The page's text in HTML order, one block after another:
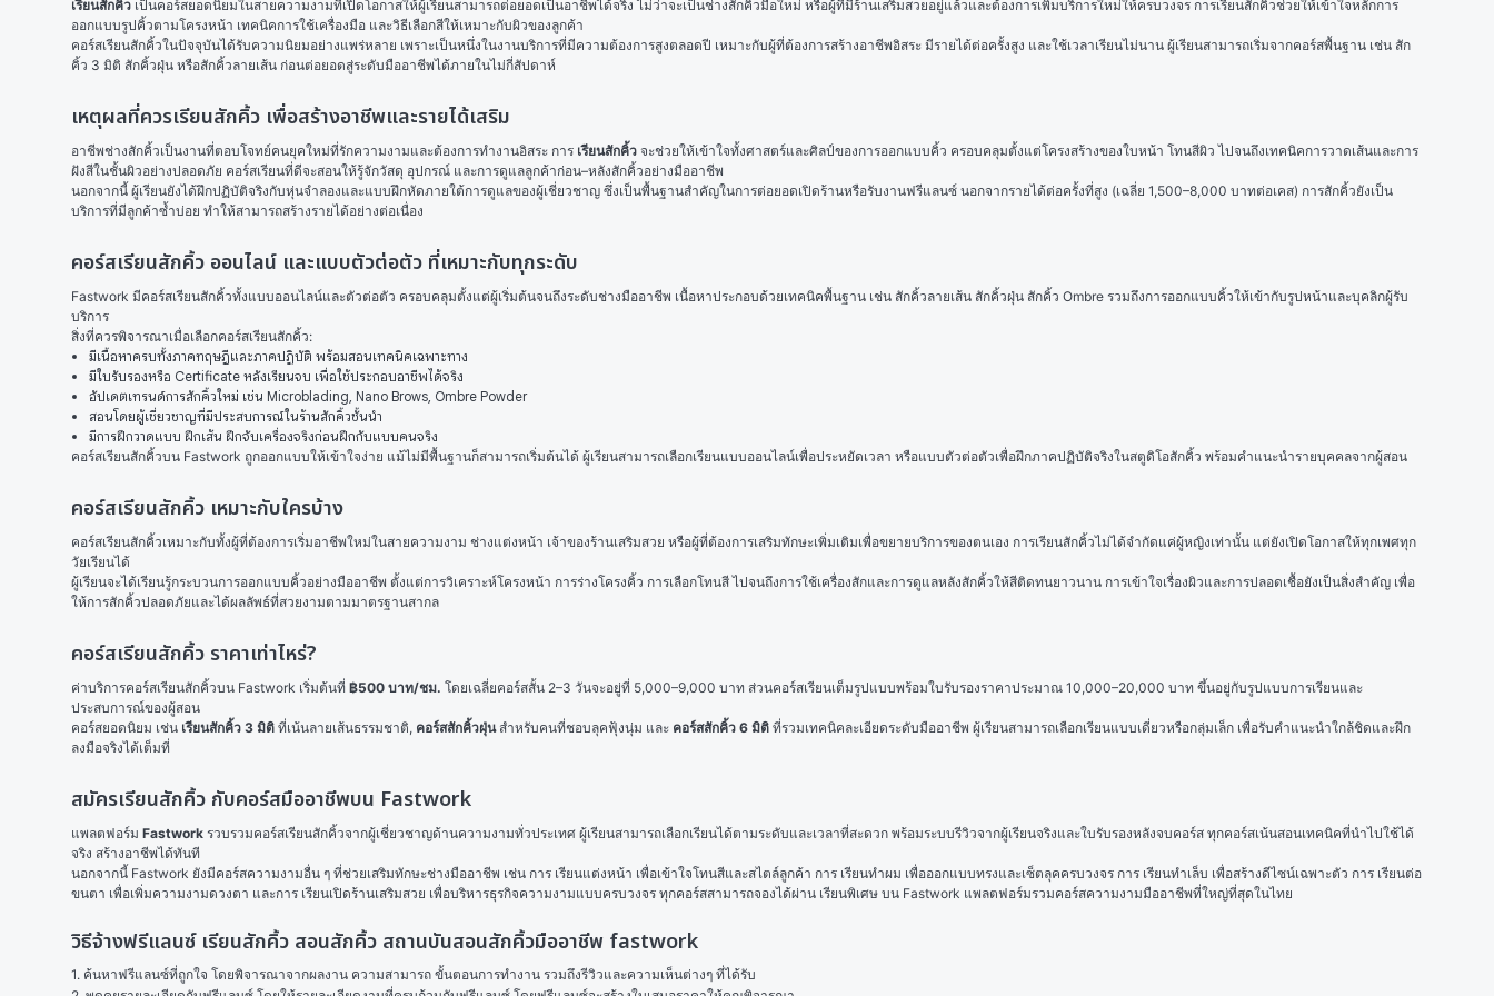
เรียนสักคิ้ว เป็นคอร์สยอดนิยมในสายความงามที่เปิดโอกาสให้ผู้เรียนสามารถต่อยอดเป็นอาชีพได้จริง ไม่ว่าจะเป็นช่างสักคิ้วมือใหม่ หรือผู้ที่มีร้านเสริมสวยอยู่แล้วและต้องการเพิ่มบริการใหม่ให้ครบวงจร การเรียนสักคิ้วช่วยให้เข้าใจหลักการ
ออกแบบรูปคิ้วตามโครงหน้า เทคนิคการใช้เครื่องมือ และวิธีเลือกสีให้เหมาะกับผิวของลูกค้า
คอร์สเรียนสักคิ้วในปัจจุบันได้รับความนิยมอย่างแพร่หลาย เพราะเป็นหนึ่งในงานบริการที่มีความต้องการสูงตลอดปี เหมาะกับผู้ที่ต้องการสร้างอาชีพอิสระ มีรายได้ต่อครั้งสูง และใช้เวลาเรียนไม่นาน ผู้เรียนสามารถเริ่มจากคอร์สพื้นฐาน เช่น สัก
คิ้ว 3 มิติ สักคิ้วฝุ่น หรือสักคิ้วลายเส้น ก่อนต่อยอดสู่ระดับมืออาชีพได้ภายในไม่กี่สัปดาห์
เหตุผลที่ควรเรียนสักคิ้ว เพื่อสร้างอาชีพและรายได้เสริม
อาชีพช่างสักคิ้วเป็นงานที่ตอบโจทย์คนยุคใหม่ที่รักความงามและต้องการทำงานอิสระ การ เรียนสักคิ้ว จะช่วยให้เข้าใจทั้งศาสตร์และศิลป์ของการออกแบบคิ้ว ครอบคลุมตั้งแต่โครงสร้างของใบหน้า โทนสีผิว ไปจนถึงเทคนิคการวาดเส้นและการ
ฝังสีในชั้นผิวอย่างปลอดภัย คอร์สเรียนที่ดีจะสอนให้รู้จักวัสดุ อุปกรณ์ และการดูแลลูกค้าก่อน–หลังสักคิ้วอย่างมืออาชีพ
นอกจากนี้ ผู้เรียนยังได้ฝึกปฏิบัติจริงกับหุ่นจำลองและแบบฝึกหัดภายใต้การดูแลของผู้เชี่ยวชาญ ซึ่งเป็นพื้นฐานสำคัญในการต่อยอดเปิดร้านหรือรับงานฟรีแลนซ์ นอกจากรายได้ต่อครั้งที่สูง (เฉลี่ย 1,500–8,000 บาทต่อเคส) การสักคิ้วยังเป็น
บริการที่มีลูกค้าซ้ำบ่อย ทำให้สามารถสร้างรายได้อย่างต่อเนื่อง
คอร์สเรียนสักคิ้ว ออนไลน์ และแบบตัวต่อตัว ที่เหมาะกับทุกระดับ
Fastwork มีคอร์สเรียนสักคิ้วทั้งแบบออนไลน์และตัวต่อตัว ครอบคลุมตั้งแต่ผู้เริ่มต้นจนถึงระดับช่างมืออาชีพ เนื้อหาประกอบด้วยเทคนิคพื้นฐาน เช่น สักคิ้วลายเส้น สักคิ้วฝุ่น สักคิ้ว Ombre รวมถึงการออกแบบคิ้วให้เข้ากับรูปหน้าและบุคลิกผู้รับ
บริการ
สิ่งที่ควรพิจารณาเมื่อเลือกคอร์สเรียนสักคิ้ว:
มีเนื้อหาครบทั้งภาคทฤษฎีและภาคปฏิบัติ พร้อมสอนเทคนิคเฉพาะทาง
มีใบรับรองหรือ Certificate หลังเรียนจบ เพื่อใช้ประกอบอาชีพได้จริง
อัปเดตเทรนด์การสักคิ้วใหม่ เช่น Microblading, Nano Brows, Ombre Powder
สอนโดยผู้เชี่ยวชาญที่มีประสบการณ์ในร้านสักคิ้วชั้นนำ
มีการฝึกวาดแบบ ฝึกเส้น ฝึกจับเครื่องจริงก่อนฝึกกับแบบคนจริง
คอร์สเรียนสักคิ้วบน Fastwork ถูกออกแบบให้เข้าใจง่าย แม้ไม่มีพื้นฐานก็สามารถเริ่มต้นได้ ผู้เรียนสามารถเลือกเรียนแบบออนไลน์เพื่อประหยัดเวลา หรือแบบตัวต่อตัวเพื่อฝึกภาคปฏิบัติจริงในสตูดิโอสักคิ้ว พร้อมคำแนะนำรายบุคคลจากผู้สอน
คอร์สเรียนสักคิ้ว เหมาะกับใครบ้าง
คอร์สเรียนสักคิ้วเหมาะกับทั้งผู้ที่ต้องการเริ่มอาชีพใหม่ในสายความงาม ช่างแต่งหน้า เจ้าของร้านเสริมสวย หรือผู้ที่ต้องการเสริมทักษะเพิ่มเติมเพื่อขยายบริการของตนเอง การเรียนสักคิ้วไม่ได้จำกัดแค่ผู้หญิงเท่านั้น แต่ยังเปิดโอกาสให้ทุกเพศทุก
วัยเรียนได้
ผู้เรียนจะได้เรียนรู้กระบวนการออกแบบคิ้วอย่างมืออาชีพ ตั้งแต่การวิเคราะห์โครงหน้า การร่างโครงคิ้ว การเลือกโทนสี ไปจนถึงการใช้เครื่องสักและการดูแลหลังสักคิ้วให้สีติดทนยาวนาน การเข้าใจเรื่องผิวและการปลอดเชื้อยังเป็นสิ่งสำคัญ เพื่อ
ให้การสักคิ้วปลอดภัยและได้ผลลัพธ์ที่สวยงามตามมาตรฐานสากล
คอร์สเรียนสักคิ้ว ราคาเท่าไหร่?
ค่าบริการคอร์สเรียนสักคิ้วบน Fastwork เริ่มต้นที่ ฿500 บาท/ชม. โดยเฉลี่ยคอร์สสั้น 2–3 วันจะอยู่ที่ 5,000–9,000 บาท ส่วนคอร์สเรียนเต็มรูปแบบพร้อมใบรับรองราคาประมาณ 10,000–20,000 บาท ขึ้นอยู่กับรูปแบบการเรียนและ
ประสบการณ์ของผู้สอน
คอร์สยอดนิยม เช่น เรียนสักคิ้ว 3 มิติ ที่เน้นลายเส้นธรรมชาติ, คอร์สสักคิ้วฝุ่น สำหรับคนที่ชอบลุคฟุ้งนุ่ม และ คอร์สสักคิ้ว 6 มิติ ที่รวมเทคนิคละเอียดระดับมืออาชีพ ผู้เรียนสามารถเลือกเรียนแบบเดี่ยวหรือกลุ่มเล็ก เพื่อรับคำแนะนำใกล้ชิดและฝึก
ลงมือจริงได้เต็มที่
สมัครเรียนสักคิ้ว กับคอร์สมืออาชีพบน Fastwork
แพลตฟอร์ม Fastwork รวบรวมคอร์สเรียนสักคิ้วจากผู้เชี่ยวชาญด้านความงามทั่วประเทศ ผู้เรียนสามารถเลือกเรียนได้ตามระดับและเวลาที่สะดวก พร้อมระบบรีวิวจากผู้เรียนจริงและใบรับรองหลังจบคอร์ส ทุกคอร์สเน้นสอนเทคนิคที่นำไปใช้ได้
จริง สร้างอาชีพได้ทันที
นอกจากนี้ Fastwork ยังมีคอร์สความงามอื่น ๆ ที่ช่วยเสริมทักษะช่างมืออาชีพ เช่น การ เรียนแต่งหน้า เพื่อเข้าใจโทนสีและสไตล์ลูกค้า การ เรียนทำผม เพื่อออกแบบทรงและเซ็ตลุคครบวงจร การ เรียนทำเล็บ เพื่อสร้างดีไซน์เฉพาะตัว การ เรียนต่อ
ขนตา เพื่อเพิ่มความงามดวงตา และการ เรียนเปิดร้านเสริมสวย เพื่อบริหารธุรกิจความงามแบบครบวงจร ทุกคอร์สสามารถจองได้ผ่าน เรียนพิเศษ บน Fastwork แพลตฟอร์มรวมคอร์สความงามมืออาชีพที่ใหญ่ที่สุดในไทย
วิธีจ้างฟรีแลนซ์ เรียนสักคิ้ว สอนสักคิ้ว สถานบันสอนสักคิ้วมืออาชีพ fastwork
1. ค้นหาฟรีแลนซ์ที่ถูกใจ โดยพิจารณาจากผลงาน ความสามารถ ขั้นตอนการทำงาน รวมถึงรีวิวและความเห็นต่างๆ ที่ได้รับ